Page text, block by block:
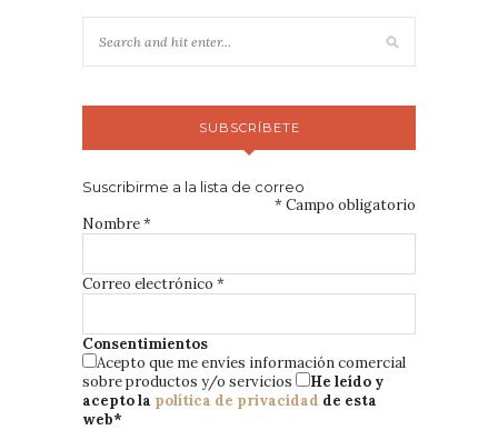
SUBSCRÍBETE
Suscribirme a la lista de correo
* Campo obligatorio
Nombre*
Correo electrónico *
Consentimientos
Acepto que me envíes información comercial
sobre productos y/o servicios
He leído y
acepto la política de privacidad de esta
web*